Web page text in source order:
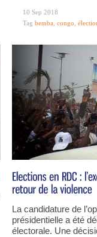
10 Sep 2018
Tag bemba congo
La candidature de
présidentielle a été
électorale. Une